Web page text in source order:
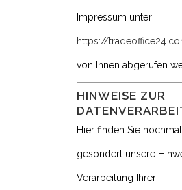
Impressum unter
https://
von Ihnen abgerufen
HINWEISE ZUR
Hier finden Sie
gesondert unsere
Verarbeitung Ihrer